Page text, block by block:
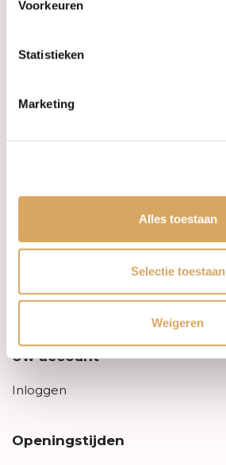
Voorkeuren
Statistieken
Marketing
Alles toestaan
Selectie toestaan
Weigeren
Leveringsvoorwaarden
Privacy Policy
Uw account
Inloggen
Openingstijden